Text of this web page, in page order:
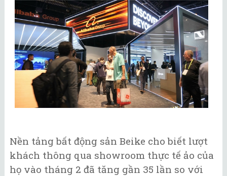
Nền tảng bất động sản Beike cho biết lượt
khách thông qua showroom thực tế ảo của
họ vào tháng 2 đã tăng gần 35 lần so với